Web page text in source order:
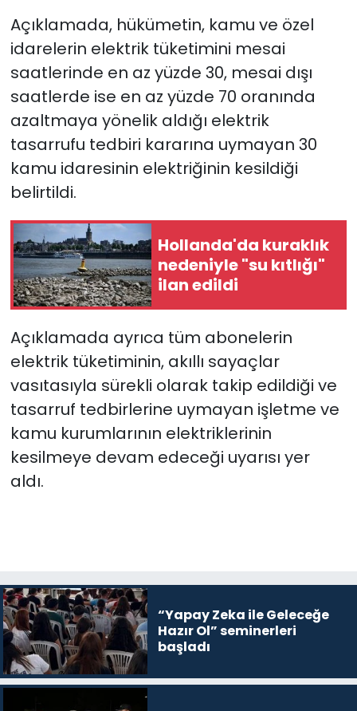
Açıklamada, hükümetin, kamu ve özel
idarelerin elektrik tüketimini mesai
saatlerinde en az yüzde 30, mesai dışı
saatlerde ise en az yüzde 70 oranında
azaltmaya yönelik aldığı elektrik
tasarrufu tedbiri kararına uymayan 30
kamu idaresinin elektriğinin kesildiği
belirtildi.
Hollanda'da kuraklık
nedeniyle "su kıtlığı"
ilan edildi
Açıklamada ayrıca tüm abonelerin
elektrik tüketiminin, akıllı sayaçlar
vasıtasıyla sürekli olarak takip edildiği ve
tasarruf tedbirlerine uymayan işletme ve
kamu kurumlarının elektriklerinin
kesilmeye devam edeceği uyarısı yer
aldı.
“Yapay Zeka ile Geleceğe
Hazır Ol” seminerleri
başladı
Video Galeri
YAŞAM
Yazarlar